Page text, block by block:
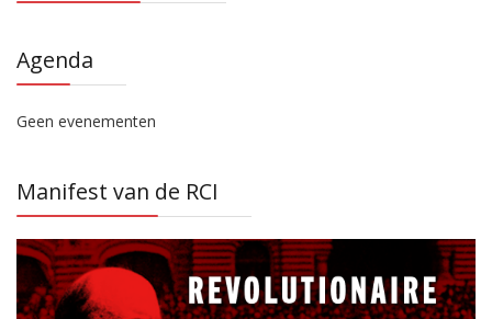
Agenda
Geen evenementen
Manifest van de RCI